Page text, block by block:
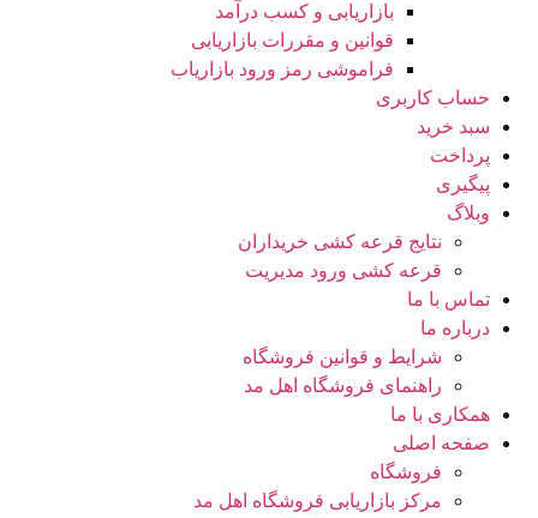
بازاریابی و کسب درآمد
قوانین و مقررات بازاریابی
فراموشی رمز ورود بازاریاب
حساب کاربری
سبد خرید
پرداخت
پیگیری
وبلاگ
نتایج قرعه کشی خریداران
قرعه کشی ورود مدیریت
تماس با ما
درباره ما
شرایط و قوانین فروشگاه
راهنمای فروشگاه اهل مد
همکاری با ما
صفحه اصلی
فروشگاه
مرکز بازاریابی فروشگاه اهل مد